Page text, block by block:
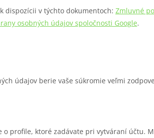
dispozícii v týchto dokumentoch: Zmluvné
osobných údajov spoločnosti Google.
údajov berie vaše súkromie veľmi
profile, ktoré zadávate pri vytváraní účtu.